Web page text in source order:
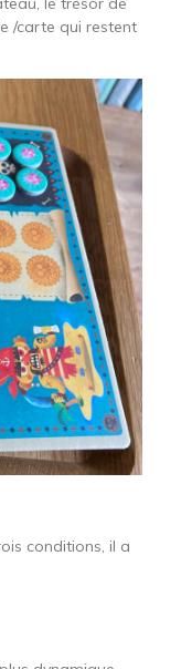
/carte qui restent
conditions, il a